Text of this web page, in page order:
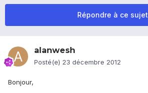
Répondre à ce sujet
alanwesh
Posté(e) 23 décembre 2012
Bonjour,